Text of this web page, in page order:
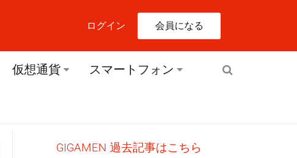
ログイン 会員になる
仮想通貨 スマートフォン
GIGAMEN 過去記事はこちら